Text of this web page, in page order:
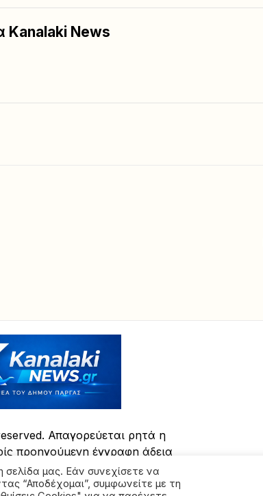
Kanalaki News
Απαγορεύεται ρητά η
προηγούμενη έγγραφη άδεια
εταιρείας
σελίδα μας. Εάν συνεχίσετε να
“Αποδέχομαι”, συμφωνείτε με τη